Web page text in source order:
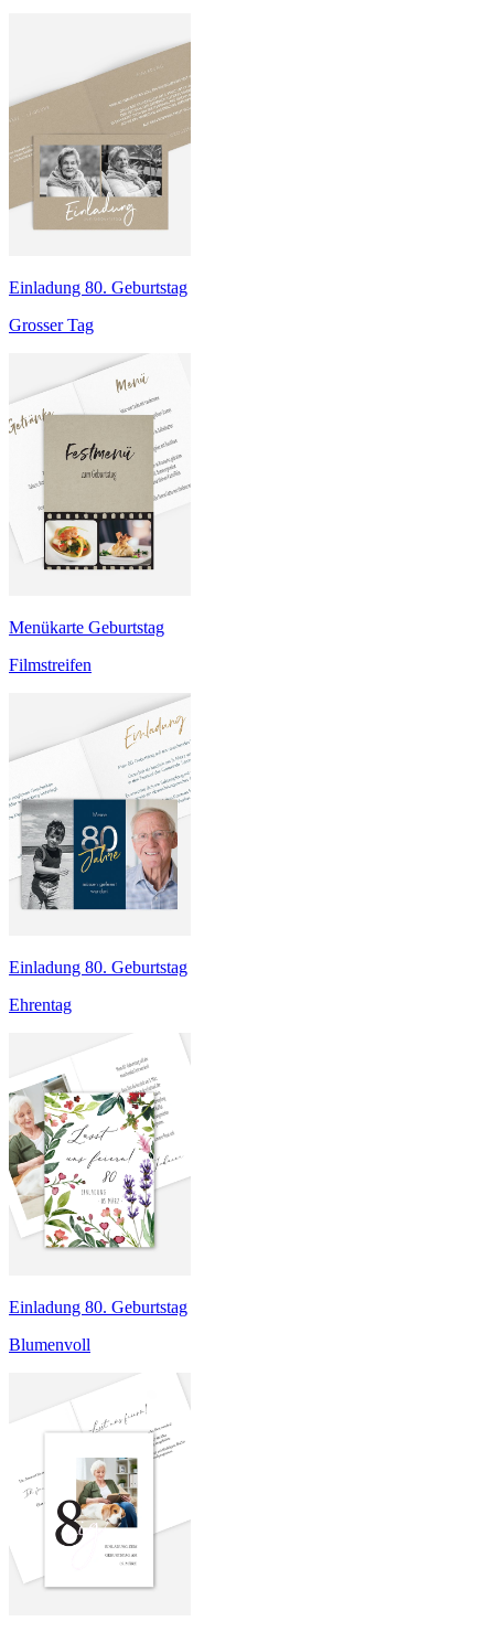
Einladung 80. Geburtstag
Grosser Tag
Menükarte Geburtstag
Filmstreifen
Einladung 80. Geburtstag
Ehrentag
Einladung 80. Geburtstag
Blumenvoll